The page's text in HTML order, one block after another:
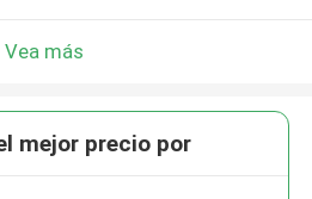
Vea más
mejor precio por